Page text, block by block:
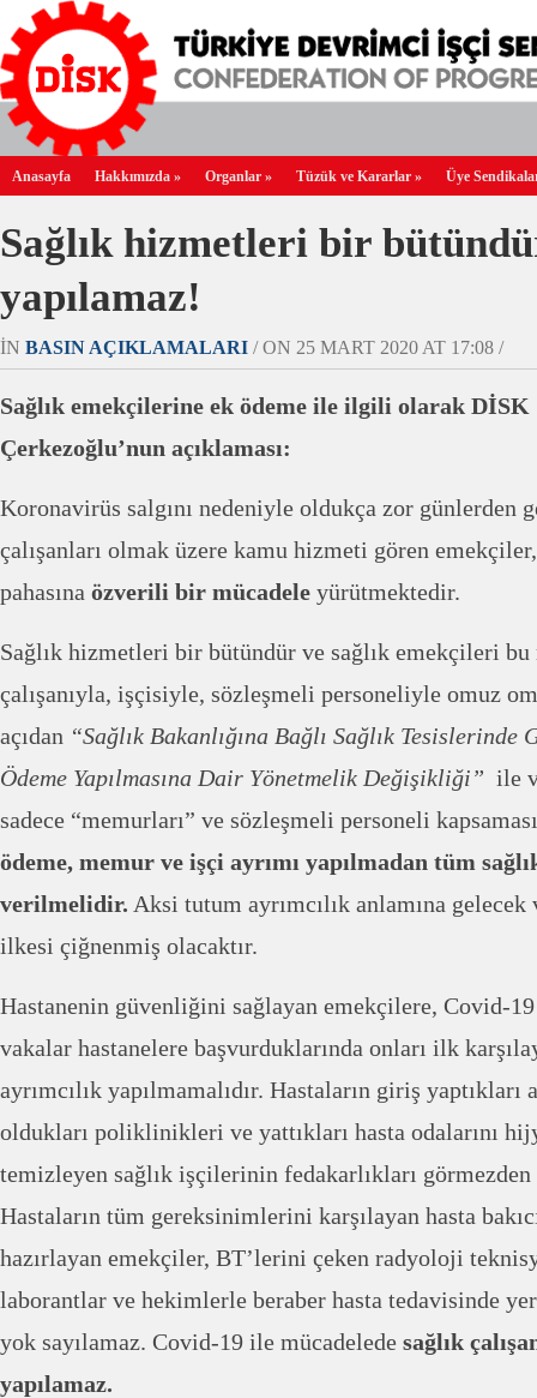
Anasayfa Hakkımızda » Organlar » Tüzük ve Kararlar » Üye
Sağlık hizmetleri bir
yapılamaz!
IN BASIN AÇIKLAMALARI / ON 25 MART 2020 AT 17:08 /
Sağlık emekçilerine ek ödeme ile ilgili olarak DİSK
Çerkezoğlu’nun açıklaması:
Koronavirüs salgını nedeniyle oldukça zor günlerden
çalışanları olmak üzere kamu hizmeti gören
pahasına özverili bir mücadele yürütmektedir.
Sağlık hizmetleri bir bütündür ve sağlık emekçileri
çalışanıyla, işçisiyle, sözleşmeli personeliyle omuz
açıdan “Sağlık Bakanlığına Bağlı Sağlık Tesislerinde
Ödeme Yapılmasına Dair Yönetmelik Değişikliği” ile
sadece “memurları” ve sözleşmeli personeli
ödeme, memur ve işçi ayrımı yapılmadan tüm
verilmelidir. Aksi tutum ayrımcılık anlamına gelecek
ilkesi çiğnenmiş olacaktır.
Hastanenin güvenliğini sağlayan emekçilere, Covid-19
vakalar hastanelere başvurduklarında onları ilk
ayrımcılık yapılmamalıdır. Hastaların giriş
oldukları poliklinikleri ve yattıkları hasta odalarını
temizleyen sağlık işçilerinin fedakarlıkları
Hastaların tüm gereksinimlerini karşılayan hasta
hazırlayan emekçiler, BT’lerini çeken radyoloji
laborantlar ve hekimlerle beraber hasta tedavisinde
yok sayılamaz. Covid-19 ile mücadelede sağlık
yapılamaz.